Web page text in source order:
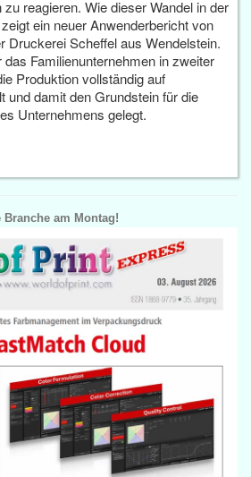
reagieren. Wie dieser Wandel in der
ein neuer Anwenderbericht von
Druckerei Scheffel aus Wendelstein.
Familienunternehmen in zweiter
Produktion vollständig auf
und damit den Grundstein für die
Unternehmens gelegt.
Branche am Montag!